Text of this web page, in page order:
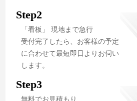
Step2
「看板」 現地まで急行
受付完了したら、お客様の予定
に合わせて最短即日よりお伺い
します。
Step3
無料でお見積もり